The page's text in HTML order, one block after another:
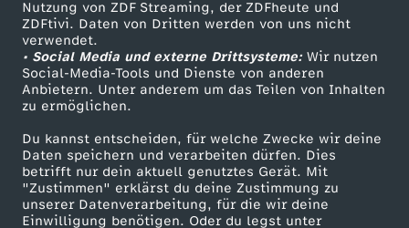
Nutzung von ZDF Streaming, der ZDFheute und
ZDFtivi. Daten von Dritten werden von uns nicht
verwendet.
• Social Media und externe Drittsysteme:Wir nutzen
Social-Media-Tools und Dienste von anderen
Anbietern. Unter anderem um das Teilen von Inhalten
zu ermöglichen.
Du kannst entscheiden, für welche Zwecke wir deine
Daten speichern und verarbeiten dürfen. Dies
betrifft nur dein aktuell genutztes Gerät. Mit
"Zustimmen" erklärst du deine Zustimmung zu
unserer Datenverarbeitung, für die wir deine
Einwilligung benötigen. Oder du legst unter
t
z
p
a
p
ZDF Unternehmen
Karriere
ZDF goes Schule
Werbefernsehen
Mainzelmännchen